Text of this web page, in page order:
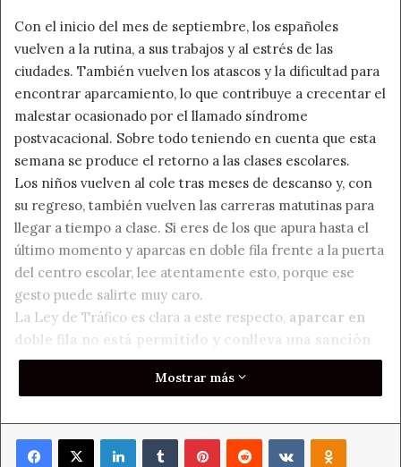
Con el inicio del mes de septiembre, los españoles
vuelven a la rutina, a sus trabajos y al estrés de las
ciudades. También vuelven los atascos y la dificultad para
encontrar aparcamiento, lo que contribuye a crecentar el
malestar ocasionado por el llamado síndrome
postvacacional. Sobre todo teniendo en cuenta que esta
semana se produce el retorno a las clases escolares.
Los niños vuelven al cole tras meses de descanso y, con
su regreso, también vuelven las carreras matutinas para
llegar a tiempo a clase. Si eres de los que apura hasta el
último momento y aparcas en doble fila frente a la puerta
del centro escolar, lee atentamente esto, porque ese
gesto puede salirte muy caro.
La Ley de Tráfico es clara a este respecto, aparcar en
doble fila no está permitido y conlleva una sanción
de hasta 200 euros.Ahora bien, podemos no ser
sancionados si no abandonamos el vehículo y
que no estacionamos en un lugar en el que no
obstaculicemos gravemente la circulación. Pero no nos
Mostrar más
Facebook
X LinkedInTumblrPinterestReddit VKontakte